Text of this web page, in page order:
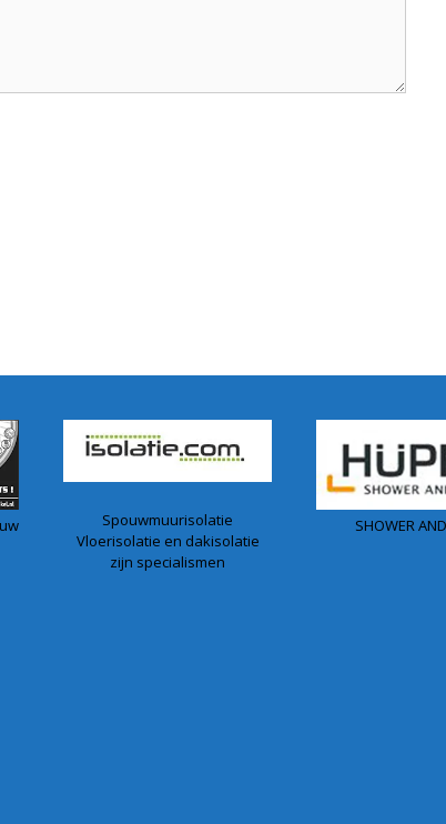
Spouwmuurisolatie
Vloerisolatie en dakisolatie
zijn specialismen
SHOWER